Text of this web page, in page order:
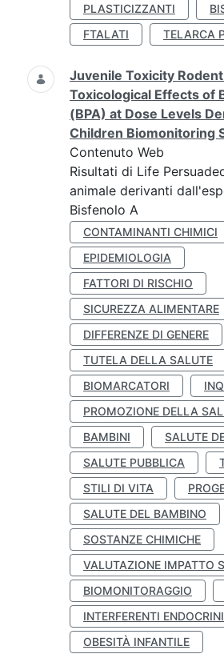
PLASTICIZZANTI
FTALATI
TELARCA
Juvenile Toxicity
Toxicological Effects of
(BPA) at Dose Levels
Children Biomonitoring
Contenuto Web
Risultati di Life
animale derivanti
Bisfenolo A
CONTAMINANTI CHIMICI
EPIDEMIOLOGIA
FATTORI DI RISCHIO
SICUREZZA ALIMENTARE
DIFFERENZE DI GENERE
TUTELA DELLA SALUTE
BIOMARCATORI
PROMOZIONE DELLA
BAMBINI
SALUTE
SALUTE PUBBLICA
STILI DI VITA
SALUTE DEL BAMBINO
SOSTANZE CHIMICHE
VALUTAZIONE IMPATTO
BIOMONITORAGGIO
INTERFERENTI ENDOCRINI
OBESITÀ INFANTILE